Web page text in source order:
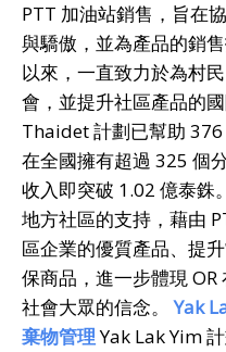
PTT 加油站銷售，旨在
與驕傲，並為產品的銷
以來，一直致力於為村
會，並提升社區產品的
Thaidet 計劃已幫助
在全國擁有超過 325 個
收入即突破 1.02 億泰銖
地方社區的支持，藉由
區企業的優質產品、提
保商品，進一步體現
社會大眾的信念。Yak
棄物管理Yak Lak Yim